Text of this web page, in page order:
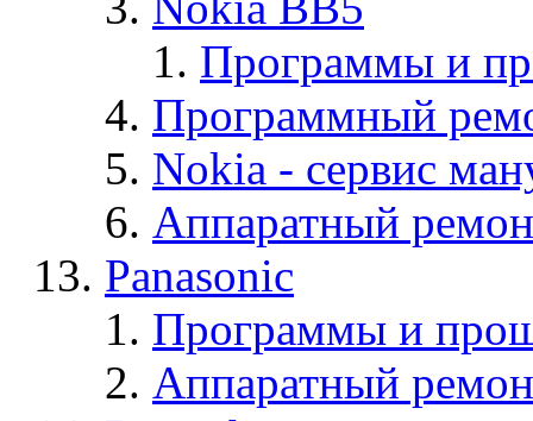
Программы и
Программный
Nokia - cервис
Аппаратный
Panasonic
Программы и
Аппаратный